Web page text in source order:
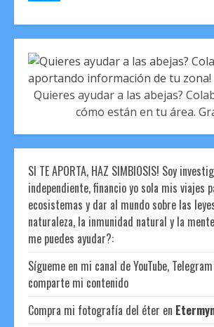
Quieres ayudar a las abejas?
cómo están en tu área.
SI TE APORTA, HAZ SIMBIOSIS! Soy
independiente, financio yo sola mis viajes
ecosistemas y dar al mundo sobre las
naturaleza, la inmunidad natural y la
me puedes ayudar?:
Sígueme en mi canal de YouTube,
comparte mi contenido
Compra mi fotografía del éter en